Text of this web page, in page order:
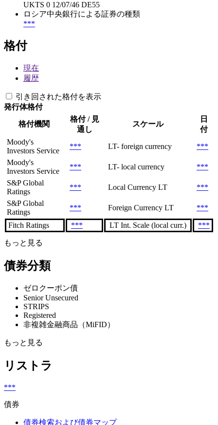
UKTS 0 12/07/46 DE55
ロシア中央銀行による証券の種類
***
格付
現在
履歴
引き回された格付を表示
発行体格付
格付機関
格付 / 見
通し
スケール
日
付
Moody's
Investors Service
*** LT- foreign currency
***
Moody's
Investors Service
*** LT- local currency
***
S&P Global
Ratings
*** Local Currency LT
***
S&P Global
Ratings
*** Foreign Currency LT ***
Fitch Ratings *** LT Int. Scale (local curr.) ***
もっと見る
債券分類
ゼロクーポン債
Senior Unsecured
STRIPS
Registered
非複雑金融商品（MiFID）
もっと見る
リストラ
***
債券
債券検索および債券マップ